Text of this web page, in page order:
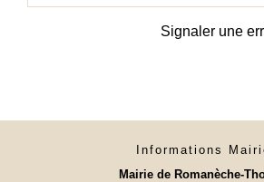
Signaler une
Informations
Mairie de Romanèche-